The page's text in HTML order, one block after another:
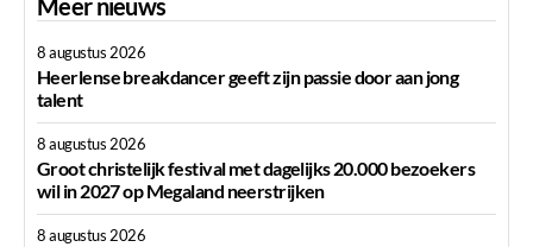
Meer nieuws
8 augustus 2026
Heerlense breakdancer geeft zijn passie door aan jong
talent
8 augustus 2026
Groot christelijk festival met dagelijks 20.000 bezoekers
wil in 2027 op Megaland neerstrijken
8 augustus 2026